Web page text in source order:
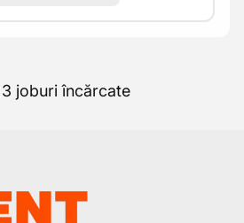
joburi încărcate